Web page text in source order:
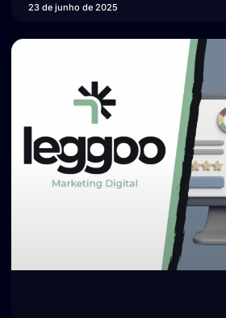
23 de junho de 2025